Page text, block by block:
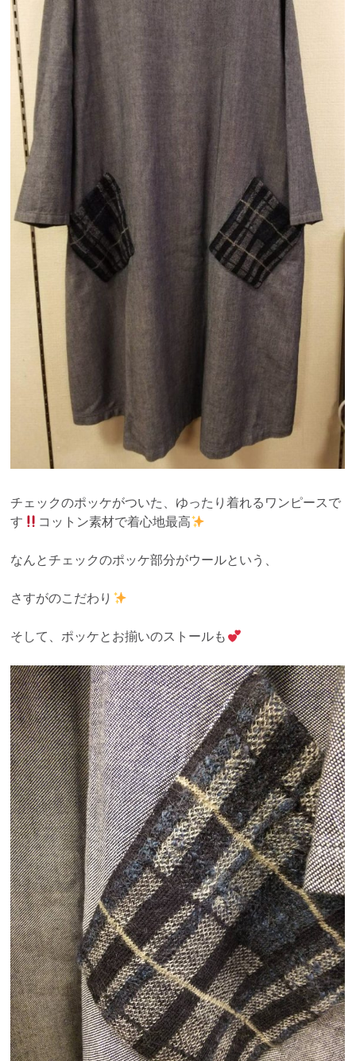
チェックのポッケがついた、ゆったり着れるワンピースで
す
コットン素材で着心地最高
なんとチェックのポッケ部分がウールという、
さすがのこだわり
そして、ポッケとお揃いのストールも